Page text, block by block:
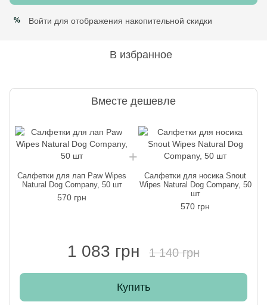
% Войти для отображения накопительной скидки
В избранное
Вместе дешевле
Салфетки для лап Paw Wipes
Natural Dog Company, 50 шт
570 грн
Салфетки для носика Snout
Wipes Natural Dog Company, 50
шт
570 грн
1 083 грн 1 140 грн
Купить